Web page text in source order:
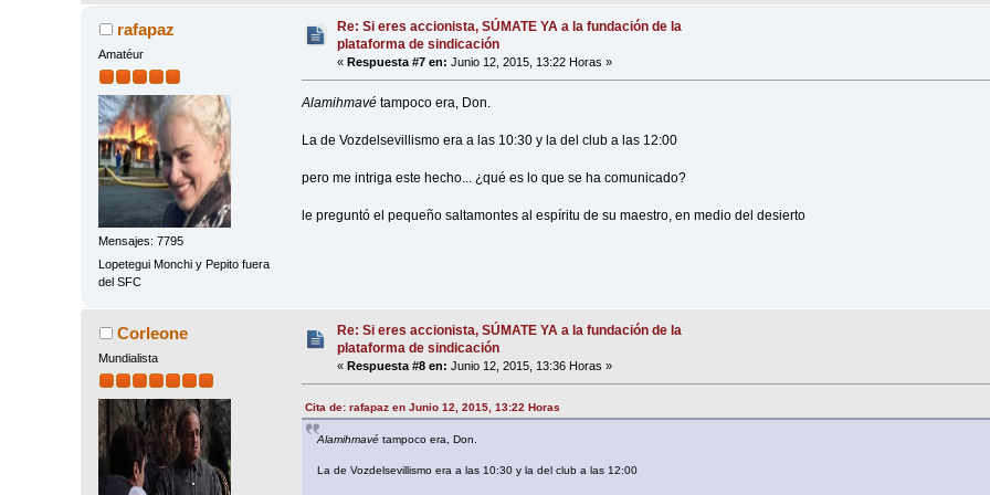
rafapaz
Amatéur
Mensajes: 7795
Lopetegui Monchi y Pepito fuera
del SFC
Re: Si eres accionista, SÚMATE YA a la fundación de la
plataforma de sindicación
«Respuesta #7 en: Junio 12, 2015, 13:22 Horas »
Alamihmavétampoco era, Don.
La de Vozdelsevillismo era a las 10:30 y la del club a las 12:00
pero me intriga este hecho... ¿qué es lo que se ha comunicado?
le preguntó el pequeño saltamontes al espíritu de su maestro, en medio del desierto
Corleone
Mundialista
Re: Si eres accionista, SÚMATE YA a la fundación de la
plataforma de sindicación
«Respuesta #8 en: Junio 12, 2015, 13:36 Horas »
Cita de: rafapaz en Junio 12, 2015, 13:22 Horas
Alamihmavétampoco era, Don.
La de Vozdelsevillismo era a las 10:30 y la del club a las 12:00